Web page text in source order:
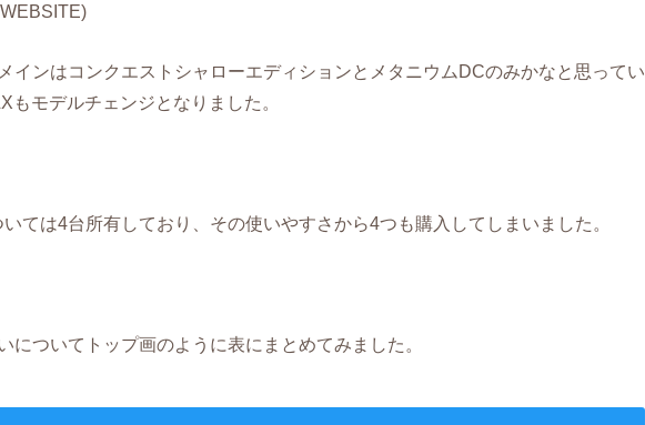
インはコンクエストシャローエディションとメタニウムDCのみかなと思ってい
もモデルチェンジとなりました。
ては4台所有しており、その使いやすさから4つも購入してしまいました。
についてトップ画のように表にまとめてみました。